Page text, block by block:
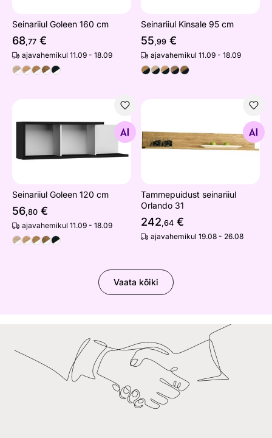
Seinariiul Goleen 160 cm
68,77 €
ajavahemikul 11.09 - 18.09
Seinariiul Kinsale 95 cm
55,99 €
ajavahemikul 11.09 - 18.09
Seinariiul Goleen 120 cm
Otsi sarnaseid
Seinariiul Goleen 120 cm
56,80 €
ajavahemikul 11.09 - 18.09
Tammepuidust seinariiul
Otsi sarnaseid
Tammepuidust seinariiul
Orlando 31
242,64 €
ajavahemikul 19.08 - 26.08
Vaata kõiki